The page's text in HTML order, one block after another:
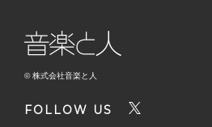
© 株式会社音楽と人
FOLLOW US